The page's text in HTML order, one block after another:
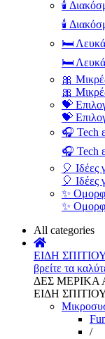
🕯️
🕯️
🛏️ Λευκά
🛏️ Λευκά
🎀
🎀
💝
💝
🎧 Tech
🎧 Tech
🎈 Ιδέες
🎈 Ιδέες
✨
✨
All categories
ΕΙΔΗ
βρείτε τα
ΔΕΣ ΜΕΡΙΚΑ
ΕΙΔΗ
/